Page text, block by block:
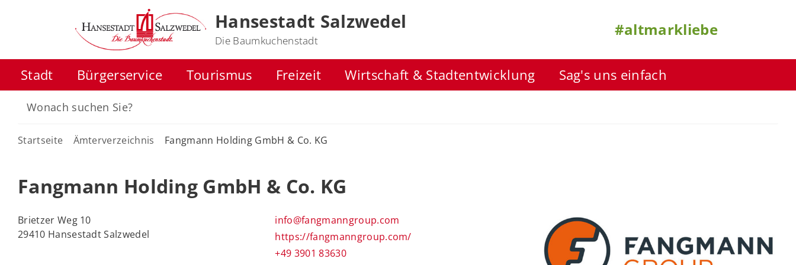
Hansestadt Salzwedel
Die Baumkuchenstadt
#altmarkliebe
Stadt Bürgerservice Tourismus Freizeit Wirtschaft & Stadtentwicklung Sag's uns einfach
Startseite Ämterverzeichnis Fangmann Holding GmbH & Co. KG
Fangmann Holding GmbH & Co. KG
Brietzer Weg 10
29410 Hansestadt Salzwedel
info@fangmanngroup.com
https://fangmanngroup.com/
+49 3901 83630